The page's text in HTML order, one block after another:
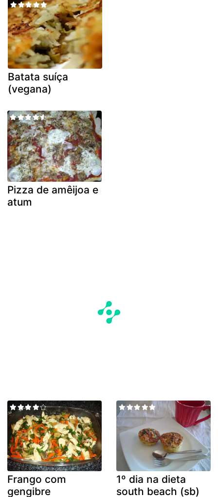
Batata suíça
(vegana)
Pizza de amêijoa e
atum
Frango com
gengibre
1º dia na dieta
south beach (sb)